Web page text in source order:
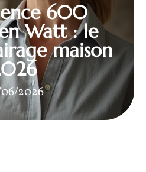
600
Watt : le
maison
2026